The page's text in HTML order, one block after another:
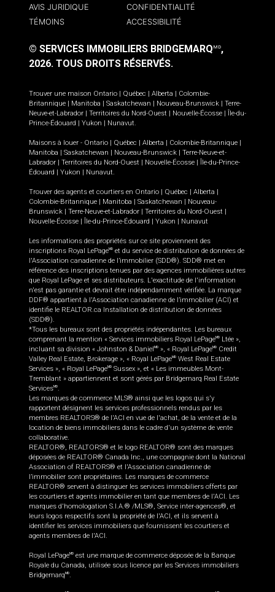
AVIS JURIDIQUE
CONFIDENTIALITÉ
TÉMOINS
ACCESSIBILITÉ
© SERVICES IMMOBILIERS BRIDGEMARQ MD,
2026. TOUS DROITS RÉSERVÉS.
Trouver une maison Ontario | Québec | Alberta | Colombie-
Britannique | Manitoba | Saskatchewan | Nouveau-Brunswick | Terre-
Neuve-et-Labrador | Territoires du Nord-Ouest | Nouvelle-Écosse | Île-du-
Prince-Édouard | Yukon | Nunavut.
Maisons à louer - Ontario | Québec | Alberta | Colombie-Britannique |
Manitoba | Saskatchewan | Nouveau-Brunswick | Terre-Neuve-et-
Labrador | Territoires du Nord-Ouest | Nouvelle-Écosse | Île-du-Prince-
Édouard | Yukon | Nunavut.
Trouver des agents et courtiers en Ontario | Québec | Alberta |
Colombie-Britannique | Manitoba | Saskatchewan | Nouveau-
Brunswick | Terre-Neuve-et-Labrador | Territoires du Nord-Ouest |
Nouvelle-Écosse | Île-du-Prince-Édouard | Yukon | Nunavut
Les informations des propriétés sur ce site proviennent des
inscriptions Royal LePageMD et du service de distribution de données de
l'Association canadienne de l’immobilier (SDD®). SDD® met en
référence des inscriptions tenues par des agences immobilières autres
que Royal LePage et ses distributeurs. L'exactitude de l'information
n'est pas garantie et devrait être indépendamment vérifiée. La marque
DDF® appartient à l'Association canadienne de l’immobilier (ACI) et
identifie le REALTOR.ca Installation de distribution de données
(SDD®).
*Tous les bureaux sont des propriétés indépendantes. Les bureaux
comprenant la mention « Services immobiliers Royal LePageMD
Ltée »,
incluant sa division « Johnston & DanielMD », « Royal LePageMD
Credit
Valley Real Estate, Brokerage », « Royal LePageMD West Real Estate
Services », « Royal LePageMD Sussex », et « Les immeubles Mont-
Tremblant » appartiennent et sont gérés par Bridgemarq Real Estate
ServicesMD.
Les marques de commerce MLS® ainsi que les logos qui s'y
rapportent désignent les services professionnels rendus par les
membres REALTORS® de l'ACI en vue de l'achat, de la vente et de la
location de biens immobiliers dans le cadre d'un système de vente
collaborative.
REALTOR®, REALTORS® et le logo REALTOR® sont des marques
déposées de REALTOR® Canada Inc., une compagnie dont la National
Association of REALTORS® et l'Association canadienne de
l’immobilier sont propriétaires. Les marques de commerce
REALTOR® servent à distinguer les services immobiliers offerts par
les courtiers et agents immobilier en tant que membres de l'ACI. Les
marques d'homologation S.I.A.® /MLS®, Service inter-agences®, et
leurs logos respectifs sont la propriété de l'ACI, et ils servent à
identifier les services immobiliers que fournissent les courtiers et
agents membres de l'ACI.
Royal LePageMD est une marque de commerce déposée de la Banque
Royale du Canada, utilisée sous licence par les Services immobiliers
BridgemarqMD.